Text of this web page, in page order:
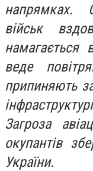
напрямках.
військ
намагається
веде
припиняють
Загроза
окупантів
України.